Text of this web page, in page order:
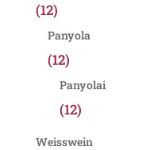
(12)
Panyola
(12)
Panyolai
(12)
Weisswein